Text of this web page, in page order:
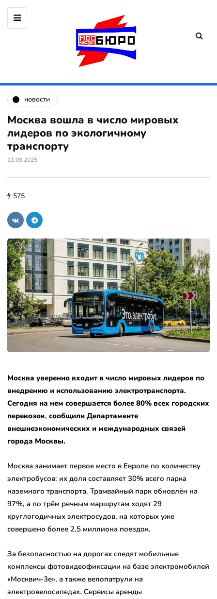
новости
Москва вошла в число мировых
лидеров по экологичному
транспорту
11.09.2025
575
Москва уверенно входит в число мировых лидеров по
внедрению и использованию электротранспорта.
Сегодня на нем совершается более 80% всех городских
перевозок, сообщили Департаменте
внешнеэкономических и международных связей
города Москвы.
Москва занимает первое место в Европе по количеству
электробусов: их доля составляет 30% всего парка
наземного транспорта. Трамвайный парк обновлён на
97%, а по трём речным маршрутам ходят 29
круглогодичных электросудов, на которых уже
совершено более 2,5 миллиона поездок.
За безопасностью на дорогах следят мобильные
комплексы фотовидеофиксации на базе электромобилей
«Москвич-3е», а также велопатрули на
электровелосипедах. Сервисы аренды